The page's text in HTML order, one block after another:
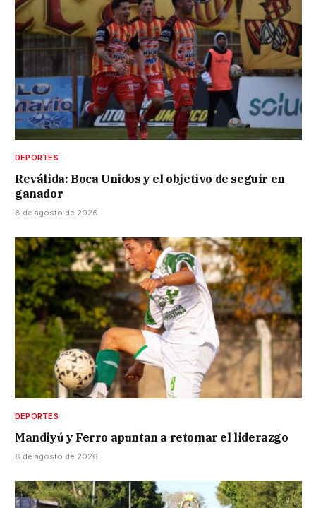
DEPORTES
Reválida: Boca Unidos y el objetivo de seguir en
ganador
8 de agosto de 2026
DEPORTES
Mandiyú y Ferro apuntan a retomar el liderazgo
8 de agosto de 2026